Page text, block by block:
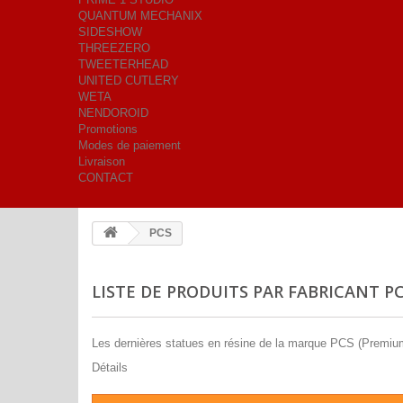
QUANTUM MECHANIX
SIDESHOW
THREEZERO
TWEETERHEAD
UNITED CUTLERY
WETA
NENDOROID
Promotions
Modes de paiement
Livraison
CONTACT
PCS
LISTE DE PRODUITS PAR FABRICANT
Les dernières statues en résine de la marque PCS
Détails